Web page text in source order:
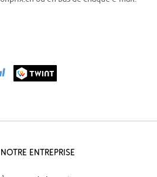
Notre Entreprise